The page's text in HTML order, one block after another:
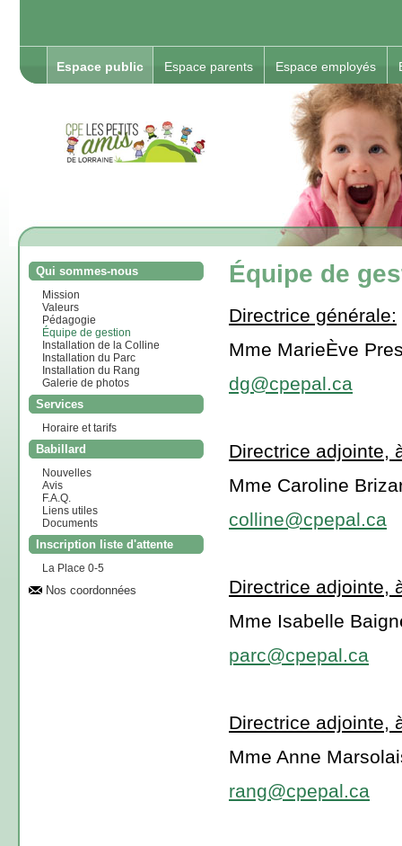
Espace public Espace parents Espace employés
Qui sommes-nous
Mission
Valeurs
Pédagogie
Équipe de gestion
Installation de la Colline
Installation du Parc
Installation du Rang
Galerie de photos
Services
Horaire et tarifs
Babillard
Nouvelles
Avis
F.A.Q.
Liens utiles
Documents
Inscription liste d'attente
La Place 0-5
Nos coordonnées
Équipe de
Directrice générale:
Mme MarieÈve
dg@cpepal.ca
Directrice adjointe,
Mme Caroline
colline@cpepal.ca
Directrice adjointe,
Mme Isabelle
parc@cpepal.ca
Directrice adjointe,
Mme Anne
rang@cpepal.ca